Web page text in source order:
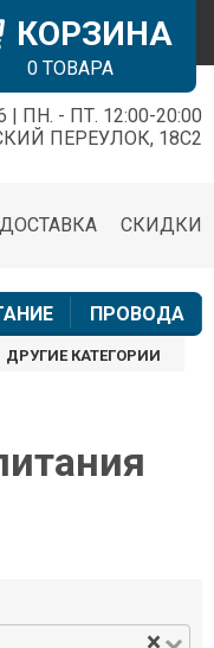
КОРЗИНА
0 ТОВАРА
| ПН. - ПТ. 12:00-20:00
ПЕРЕУЛОК, 18С2
СКИДКИ
ДОСТАВКА
ПРОВОДА
ДРУГИЕ КАТЕГОРИИ